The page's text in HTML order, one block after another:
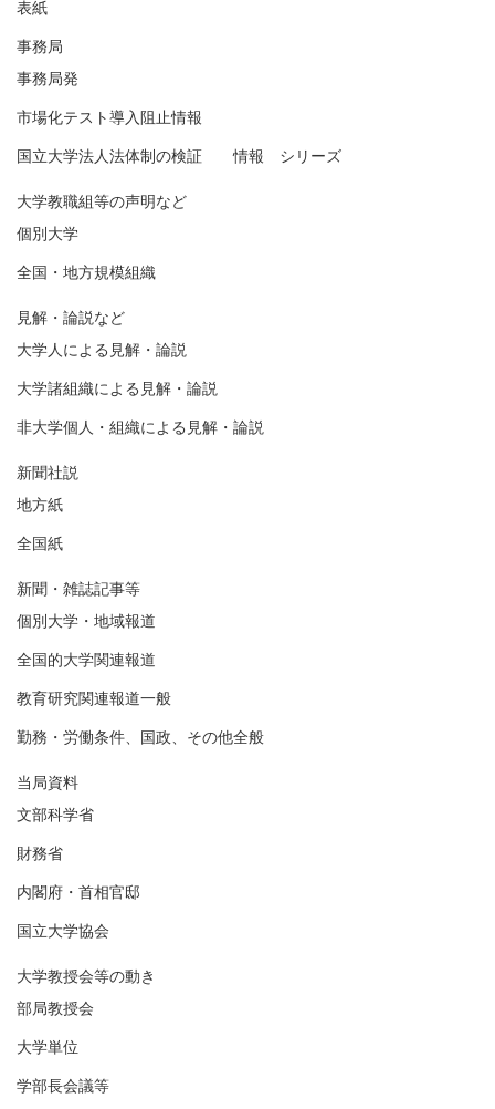
表紙
事務局
事務局発
市場化テスト導入阻止情報
国立大学法人法体制の検証 情報 シリーズ
大学教職組等の声明など
個別大学
全国・地方規模組織
見解・論説など
大学人による見解・論説
大学諸組織による見解・論説
非大学個人・組織による見解・論説
新聞社説
地方紙
全国紙
新聞・雑誌記事等
個別大学・地域報道
全国的大学関連報道
教育研究関連報道一般
勤務・労働条件、国政、その他全般
当局資料
文部科学省
財務省
内閣府・首相官邸
国立大学協会
大学教授会等の動き
部局教授会
大学単位
学部長会議等